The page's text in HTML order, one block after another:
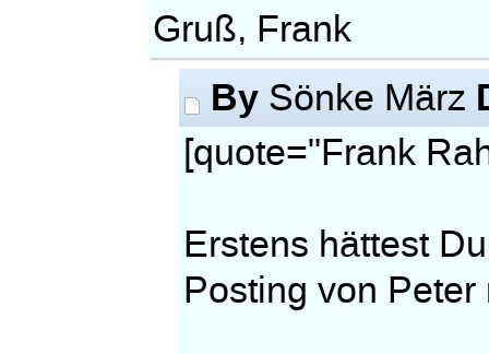
Gruß, Frank
By Sönke März
[quote="Frank
Erstens hättest
Posting von